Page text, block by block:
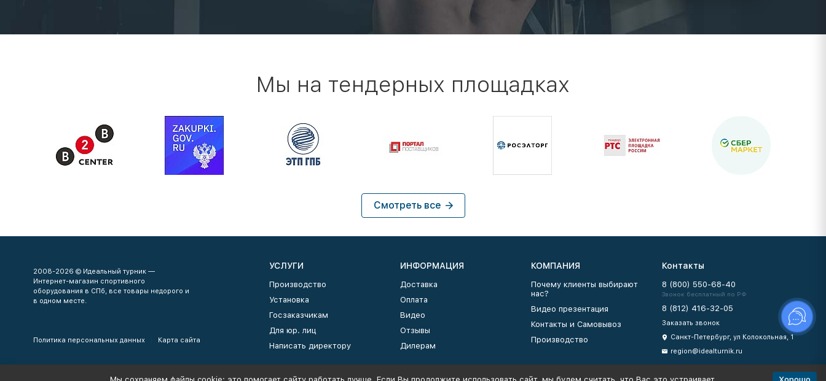
Мы на тендерных площадках
Смотреть все
2008-2026 © Идеальный турник —
Интернет-магазин спортивного
оборудования в СПб, все товары недорого и
в одном месте.
Политика персональных данных Карта сайта
УСЛУГИ
Производство
Установка
Госзаказчикам
Для юр. лиц
Написать директору
ИНФОРМАЦИЯ
Доставка
Оплата
Видео
Отзывы
Дилерам
КОМПАНИЯ
Почему клиенты выбирают
нас?
Видео презентация
Контакты и Самовывоз
Производство
Контакты
8 (800) 550-68-40
Звонок бесплатный по РФ
8 (812) 416-32-05
Заказать звонок
Санкт-Петербург, ул Колокольная, 1
region@idealturnik.ru
Хорошо